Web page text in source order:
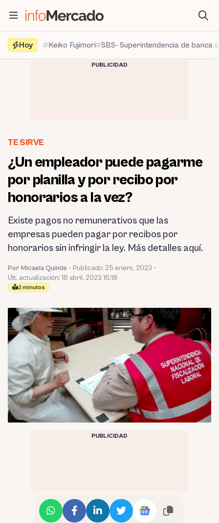
contenido
Hoy
Keiko Fujimori SBS- Superintendencia de banca
PUBLICIDAD
TE SIRVE
¿Un empleador puede pagarme
por planilla y por recibo por
honorarios a la vez?
Existe pagos no remunerativos que las
empresas pueden pagar por recibos por
honorarios sin infringir la ley. Más detalles aquí.
Por Micaela Quinde • Publicado: 25 enero, 2023 •
Últ. actualización: 18 abril, 2023 16:18
2 minutos
PUBLICIDAD